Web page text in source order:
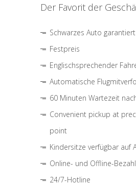
Der Favorit der
Schwarzes Auto garantiert
Festpreis
Englischsprechender
Automatische
60 Minuten Wartezeit
Convenient pickup at
point
Kindersitze verfügbar auf
Online- und Offline-
24/7-Hotline